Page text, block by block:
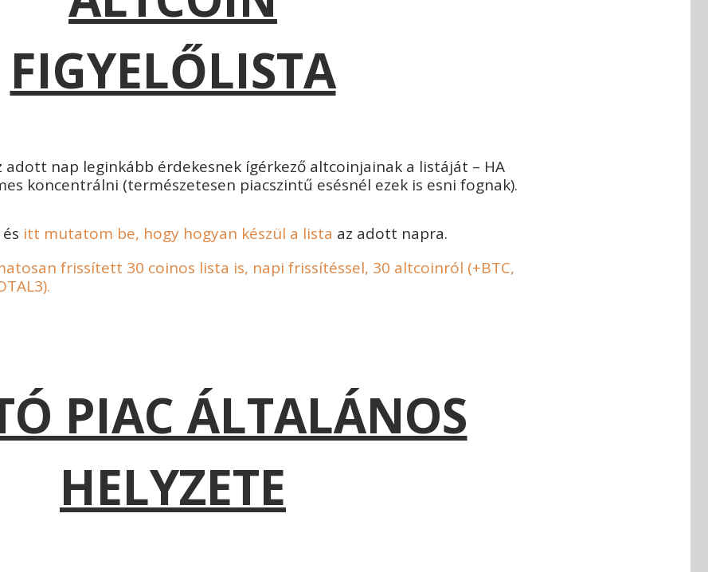
FIGYELŐLISTA
adott nap leginkább érdekesnek ígérkező altcoinjainak a listáját – HA
koncentrálni (természetesen piacszintű esésnél ezek is esni fognak).
itt mutatom be, hogy hogyan készül a lista az adott napra.
frissített 30 coinos lista is, napi frissítéssel, 30 altcoinról (+BTC,
PIAC ÁLTALÁNOS
HELYZETE